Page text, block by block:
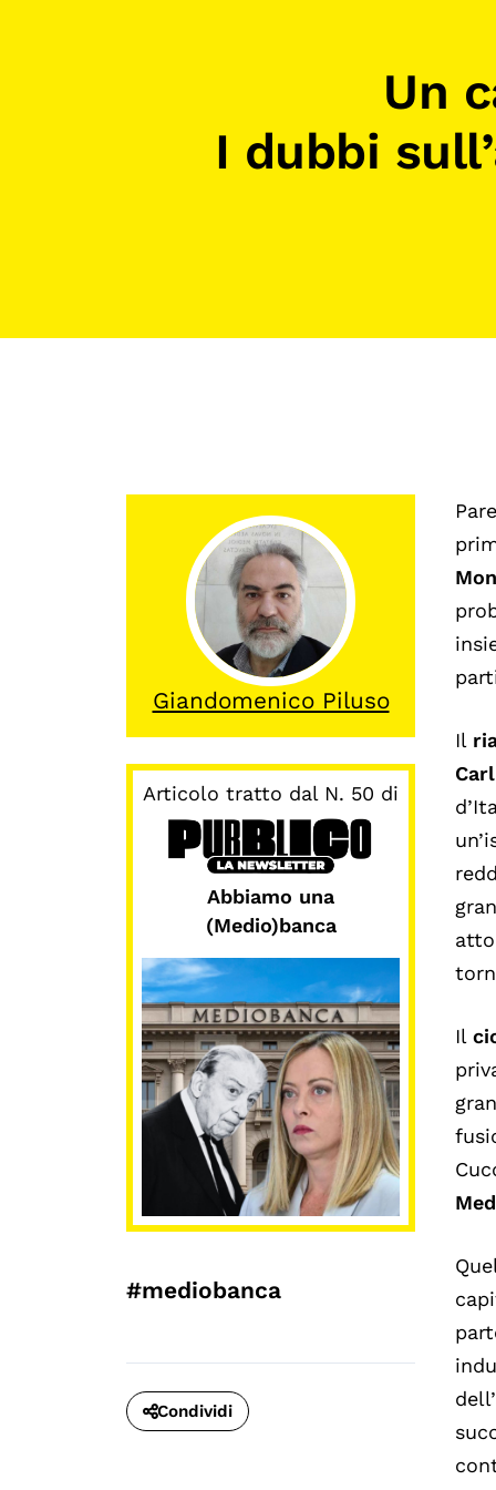
Un
I dubbi
Giandomenico Piluso
Articolo tratto dal N. 50 di
Abbiamo una
(Medio)banca
#mediobanca
Condividi
Il
Il